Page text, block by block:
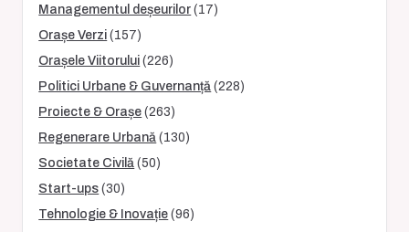
Managementul deșeurilor (17)
Orașe Verzi (157)
Orașele Viitorului (226)
Politici Urbane & Guvernanță (228)
Proiecte & Orașe (263)
Regenerare Urbană (130)
Societate Civilă (50)
Start-ups (30)
Tehnologie & Inovație (96)